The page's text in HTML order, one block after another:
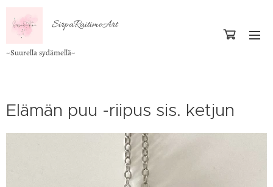
SirpaRaitimoArt
~Suurella sydämellä~
Elämän puu -riipus sis. ketjun